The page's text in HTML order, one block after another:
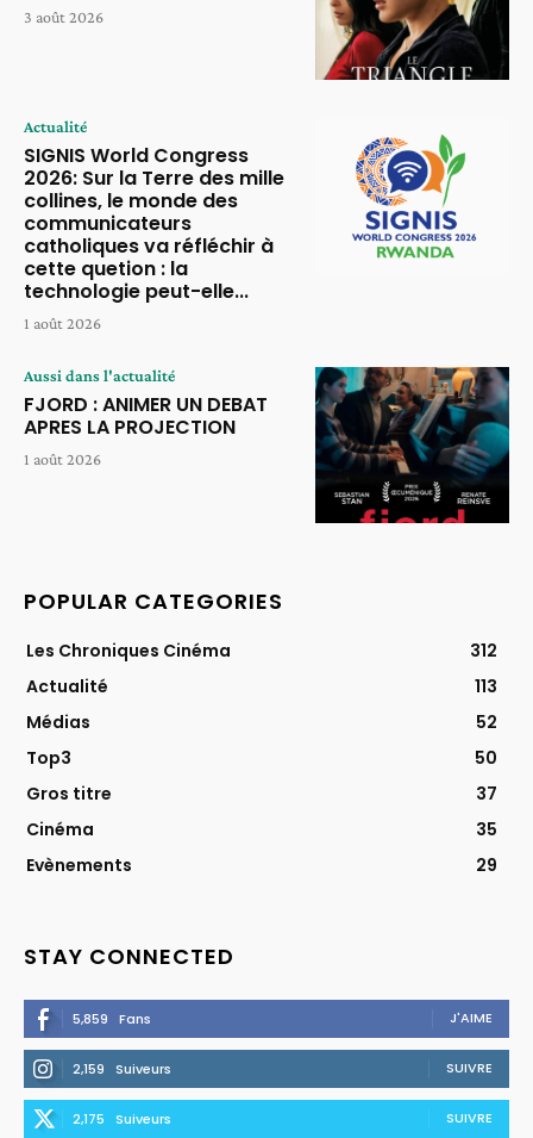
3 août 2026
Actualité
SIGNIS World Congress
2026: Sur la Terre des mille
collines, le monde des
communicateurs
catholiques va réfléchir à
cette quetion : la
technologie peut-elle...
1 août 2026
Aussi dans l'actualité
FJORD : ANIMER UN DEBAT
APRES LA PROJECTION
1 août 2026
POPULAR CATEGORIES
Les Chroniques Cinéma
312
Actualité
113
Médias
52
Top3
50
Gros titre
37
Cinéma
35
Evènements
29
STAY CONNECTED
5,859 Fans J'AIME
2,159 Suiveurs SUIVRE
2,175 Suiveurs SUIVRE